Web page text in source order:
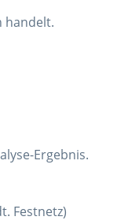
handelt.
Ergebnis.
Festnetz)